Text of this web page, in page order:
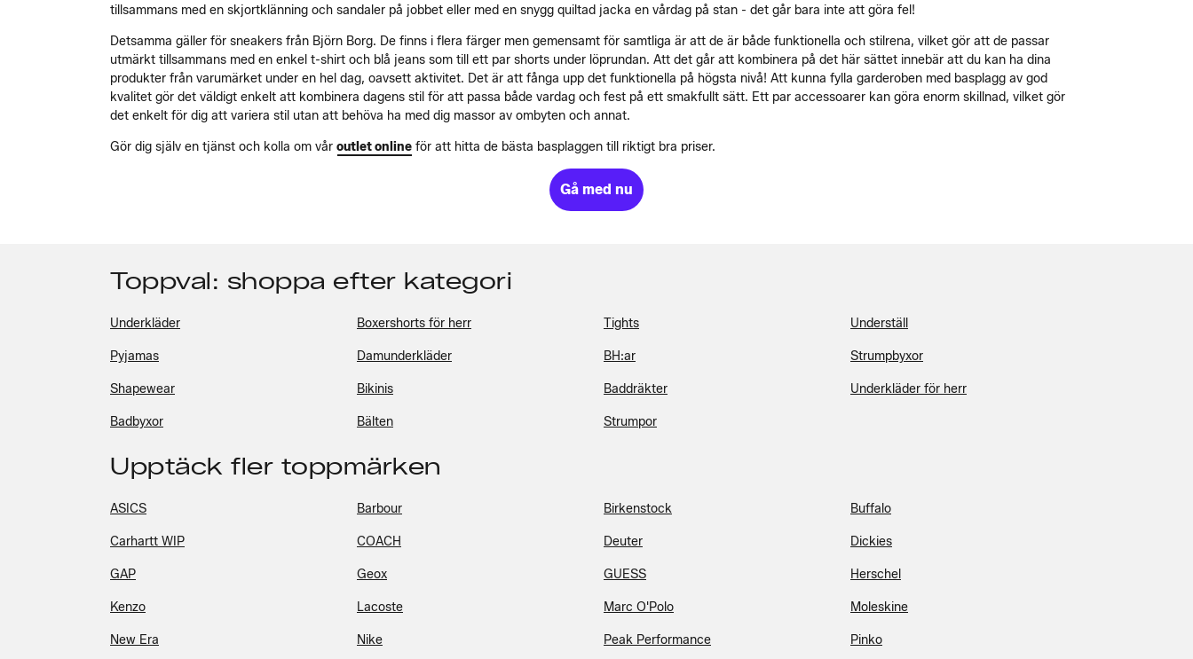
tillsammans med en skjortklänning och sandaler på jobbet eller med en snygg quiltad jacka en vårdag på stan - det går bara inte att göra fel!
Detsamma gäller för sneakers från Björn Borg. De finns i flera färger men gemensamt för samtliga är att de är både funktionella och stilrena, vilket gör att de passar
utmärkt tillsammans med en enkel t-shirt och blå jeans som till ett par shorts under löprundan. Att det går att kombinera på det här sättet innebär att du kan ha dina
produkter från varumärket under en hel dag, oavsett aktivitet. Det är att fånga upp det funktionella på högsta nivå! Att kunna fylla garderoben med basplagg av god
kvalitet gör det väldigt enkelt att kombinera dagens stil för att passa både vardag och fest på ett smakfullt sätt. Ett par accessoarer kan göra enorm skillnad, vilket gör
det enkelt för dig att variera stil utan att behöva ha med dig massor av ombyten och annat.
Gör dig själv en tjänst och kolla om vår outlet online för att hitta de bästa basplaggen till riktigt bra priser.
Gå med nu
Toppval: shoppa efter kategori
Underkläder Boxershorts för herr Tights Underställ
Pyjamas Damunderkläder BH:ar Strumpbyxor
Shapewear Bikinis Baddräkter Underkläder för herr
Badbyxor Bälten Strumpor
Upptäck fler toppmärken
ASICS Barbour Birkenstock Buffalo
Carhartt WIP COACH Deuter Dickies
GAP Geox GUESS Herschel
Kenzo Lacoste Marc O'Polo Moleskine
New Era Nike Peak Performance Pinko